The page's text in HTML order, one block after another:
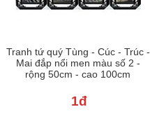
Tranh tứ quý Tùng - Cúc - Trúc -
Mai đắp nổi men màu số 2 -
rộng 50cm - cao 100cm
1đ